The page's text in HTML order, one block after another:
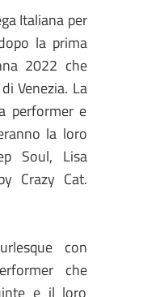
Italiana per
la prima
2022 che
Venezia. La
performer e
la loro
Soul, Lisa
Crazy Cat.
con
che
e il loro